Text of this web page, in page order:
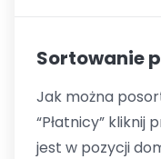
Sortowanie
Jak można
“Płatnicy” kliknij
jest w pozycji